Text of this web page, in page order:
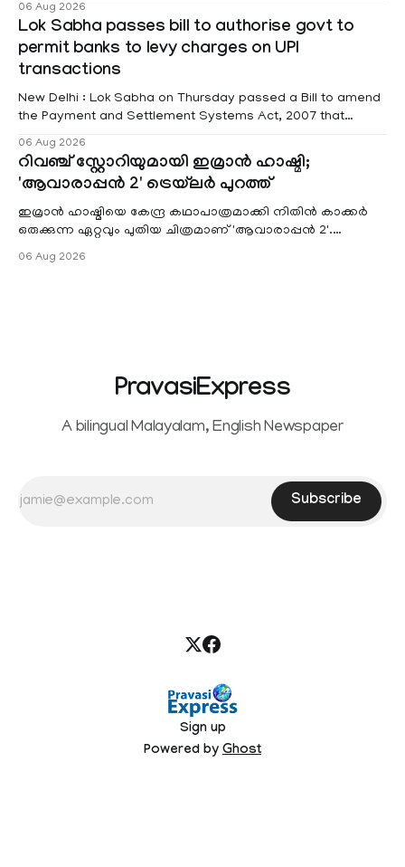
Kottayam, Wayanad and Kasaragod districts. Meanwhile, a
red alert remains in place on Thursday for Kottayam,
Pathanamtitta and Idukki districts. Following a red alert on
06 Aug 2026
Lok Sabha passes bill to authorise govt to
permit banks to levy charges on UPI
transactions
New Delhi : Lok Sabha on Thursday passed a Bill to amend
the Payment and Settlement Systems Act, 2007 that
service providers to levy charges on payments through
unified payments interface (UPI) and other notified
electronic payment modes. The amendment passed by the
06 Aug 2026
റിവഞ്ച് സ്റ്റോറിയുമായി ഇമ്രാൻ ഹാഷ്മി;
'ആവാരാപ്പൻ 2' ട്രെയ്‌ലർ പുറത്ത്
ഇമ്രാൻ ഹാഷ്മിയെ കേന്ദ്ര കഥാപാത്രമാക്കി നിതിൻ കാക്കർ
ഒരുക്കുന്ന ഏറ്റവും പുതിയ ചിത്രമാണ് 'ആവാരാപ്പൻ 2'.
06 Aug 2026
PravasiExpress
A bilingual Malayalam, English Newspaper
Subscribe
Sign up
Powered by Ghost